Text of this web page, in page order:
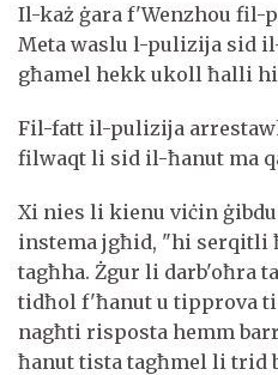
Il-każ ġara f'Wenzhou fil-
Meta waslu l-pulizija sid
għamel hekk ukoll ħalli
Fil-fatt il-pulizija
filwaqt li sid il-ħanut ma
Xi nies li kienu viċin
instema jgħid, "hi serqitli
tagħha. Żgur li darb'oħra
tidħol f'ħanut u tipprova
nagħti risposta hemm
ħanut tista tagħmel li trid